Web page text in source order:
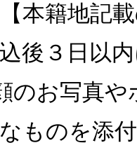
本籍地記
後３日以
のお写真や
ものを添